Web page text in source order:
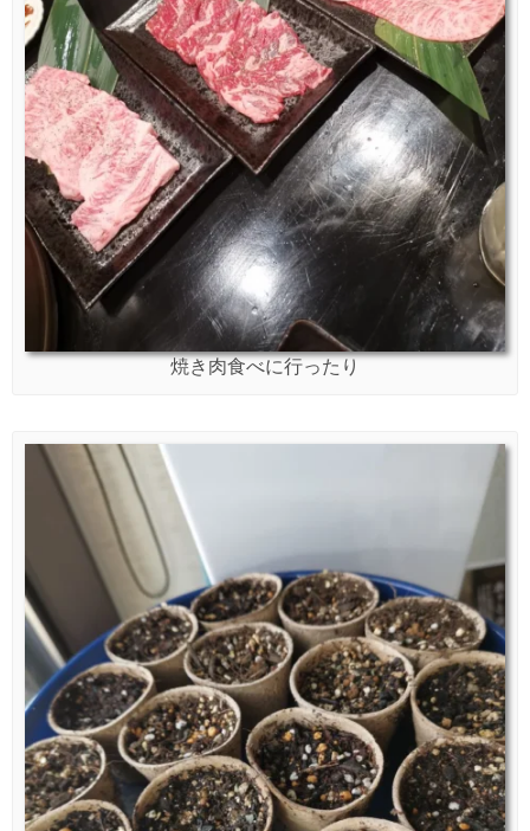
焼き肉食べに行ったり